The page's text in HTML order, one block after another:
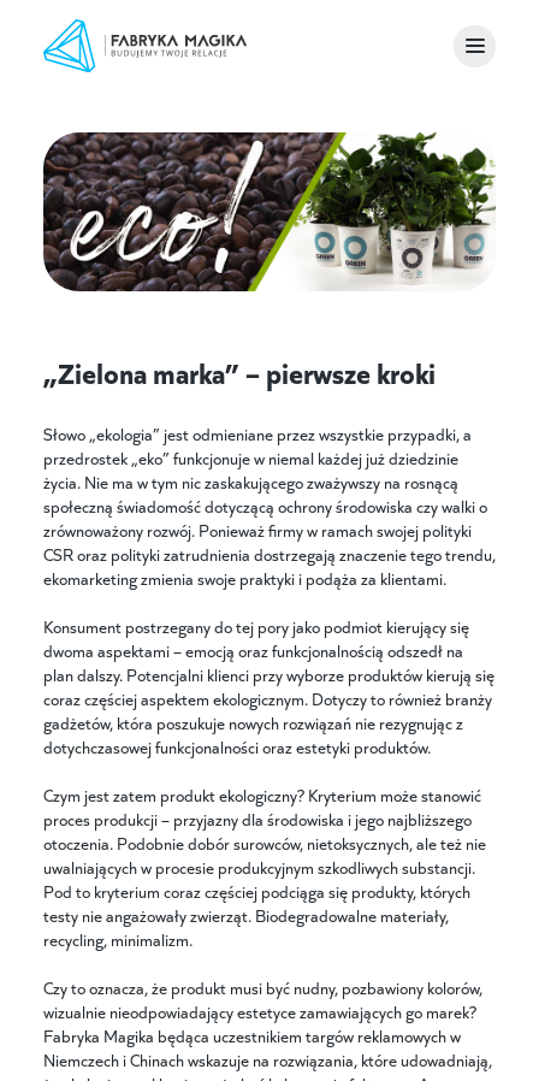
„Zielona marka” – pierwsze kroki
Słowo „ekologia” jest odmieniane przez wszystkie przypadki, a
przedrostek „eko” funkcjonuje w niemal każdej już dziedzinie
życia. Nie ma w tym nic zaskakującego zważywszy na rosnącą
społeczną świadomość dotyczącą ochrony środowiska czy walki o
zrównoważony rozwój. Ponieważ firmy w ramach swojej polityki
CSR oraz polityki zatrudnienia dostrzegają znaczenie tego trendu,
ekomarketing zmienia swoje praktyki i podąża za klientami.
Konsument postrzegany do tej pory jako podmiot kierujący się
dwoma aspektami – emocją oraz funkcjonalnością odszedł na
plan dalszy. Potencjalni klienci przy wyborze produktów kierują się
coraz częściej aspektem ekologicznym. Dotyczy to również branży
gadżetów, która poszukuje nowych rozwiązań nie rezygnując z
dotychczasowej funkcjonalności oraz estetyki produktów.
Czym jest zatem produkt ekologiczny? Kryterium może stanowić
proces produkcji – przyjazny dla środowiska i jego najbliższego
otoczenia. Podobnie dobór surowców, nietoksycznych, ale też nie
uwalniających w procesie produkcyjnym szkodliwych substancji.
Pod to kryterium coraz częściej podciąga się produkty, których
testy nie angażowały zwierząt. Biodegradowalne materiały,
recycling, minimalizm.
Czy to oznacza, że produkt musi być nudny, pozbawiony kolorów,
wizualnie nieodpowiadający estetyce zamawiających go marek?
Fabryka Magika będąca uczestnikiem targów reklamowych w
Niemczech i Chinach wskazuje na rozwiązania, które udowadniają,